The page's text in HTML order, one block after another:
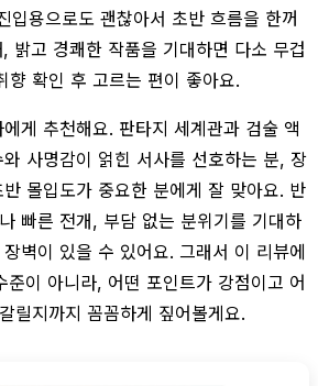
입용으로도 괜찮아서 초반 흐름을 한꺼
밝고 경쾌한 작품을 기대하면 다소 무겁
향 확인 후 고르는 편이 좋아요.
게 추천해요. 판타지 세계관과 검술 액
사명감이 얽힌 서사를 선호하는 분, 장
몰입도가 중요한 분에게 잘 맞아요. 반
빠른 전개, 부담 없는 분위기를 기대하
벽이 있을 수 있어요. 그래서 이 리뷰에
준이 아니라, 어떤 포인트가 강점이고 어
릴지까지 꼼꼼하게 짚어볼게요.